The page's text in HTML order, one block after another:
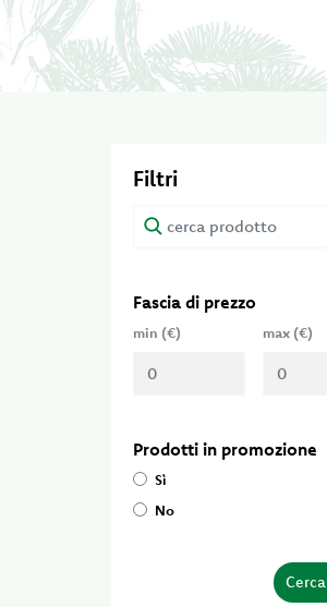
Filtri
fascia di prezzo
min (€) max (€)
prodotti in promozione
Sì
No
Cerca